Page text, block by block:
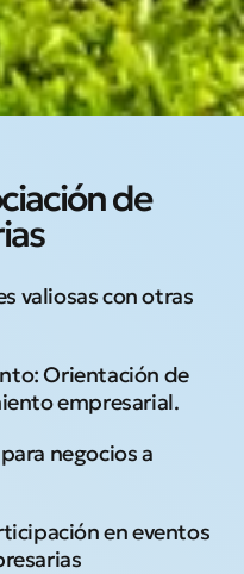
de
valiosas con otras
Orientación de
empresarial.
negocios a
en eventos